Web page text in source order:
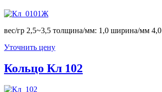
вес/гр 2,5~3,5 толщина/мм: 1,0 ширина/мм 4,0
Уточнить цену
Кольцо Кл 102